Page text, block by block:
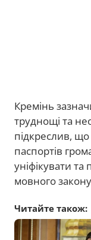
Кремінь
труднощі та
підкреслив, що
паспортів
уніфікувати та
мовного
Читайте також: